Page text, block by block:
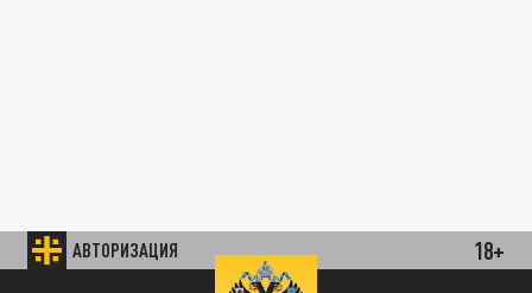
АВТОРИЗАЦИЯ 18+